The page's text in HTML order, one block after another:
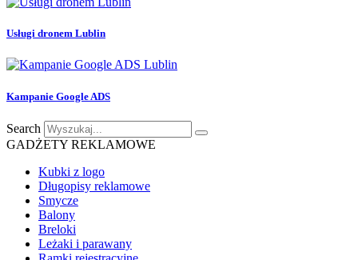
Usługi dronem Lublin
Kampanie Google ADS
Search
GADŻETY REKLAMOWE
Kubki z logo
Długopisy reklamowe
Smycze
Balony
Breloki
Leżaki i parawany